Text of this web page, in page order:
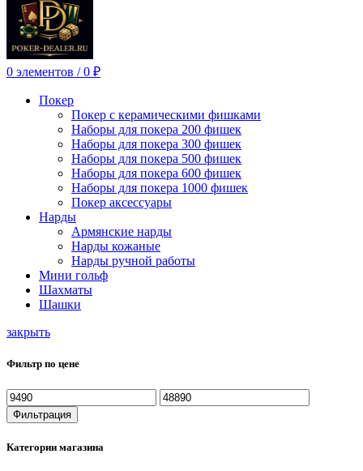
0 элементов / 0 ₽
Покер
Покер с керамическими фишками
Наборы для покера 200 фишек
Наборы для покера 300 фишек
Наборы для покера 500 фишек
Наборы для покера 600 фишек
Наборы для покера 1000 фишек
Покер аксессуары
Нарды
Армянские нарды
Нарды кожаные
Нарды ручной работы
Мини гольф
Шахматы
Шашки
закрыть
Фильтр по цене
Минимальная
цена
Максимальная
цена
Фильтрация
Категории магазина